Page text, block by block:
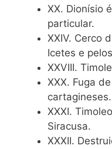
XX. Dionísio
particular.
XXIV. Cerco
Icetes e
XXVIII.
XXX. Fuga
cartagineses.
XXXI.
Siracusa.
XXXII.